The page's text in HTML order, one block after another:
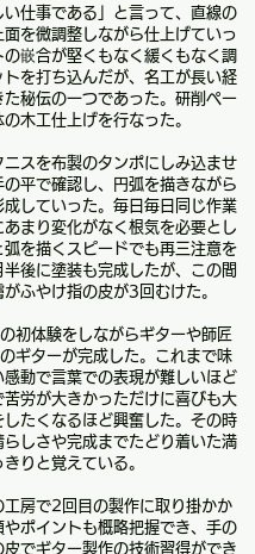
い仕事である」と言って、直線の
を微調整しながら仕上げていっ
の嵌合が堅くもなく緩くもなく調
を打ち込んだが、名工が長い経
秘伝の一つであった。研削ペー
木工仕上げを行なった。
スを布製のタンポにしみ込ませ
平で確認し、円弧を描きながら
していった。毎日毎日同じ作業
まり変化がなく根気を必要とし
弧を描くスピードでも再三注意を
後に塗装も完成したが、この間
ふやけ指の皮が3回むけた。
初体験をしながらギターや師匠
ギターが完成した。これまで味
動で言葉での表現が難しいほど
苦労が大きかっただけに喜びも大
したくなるほど興奮した。その時
しさや完成までたどり着いた満
りと覚えている。
工房で2回目の製作に取り掛かか
やポイントも概略把握でき、手の
でギター製作の技術習得ができ